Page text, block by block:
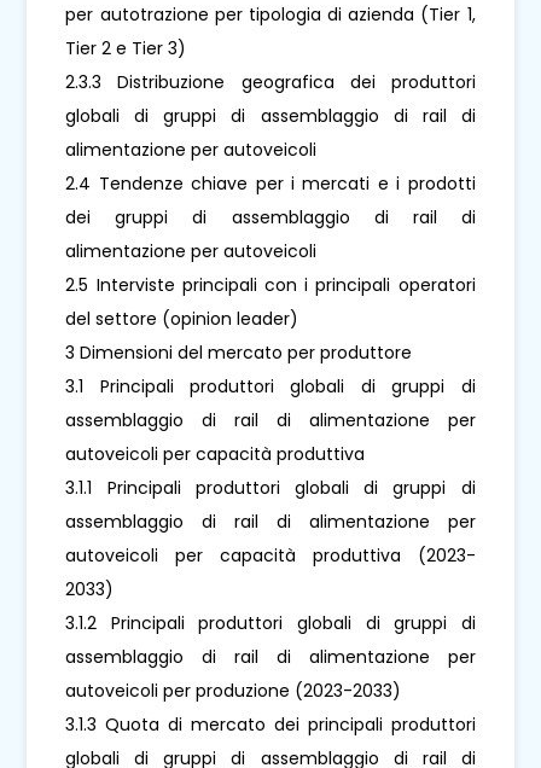
per autotrazione per tipologia di azienda (Tier 1,
Tier 2 e Tier 3)
2.3.3 Distribuzione geografica dei produttori
globali di gruppi di assemblaggio di rail di
alimentazione per autoveicoli
2.4 Tendenze chiave per i mercati e i prodotti
dei gruppi di assemblaggio di rail di
alimentazione per autoveicoli
2.5 Interviste principali con i principali operatori
del settore (opinion leader)
3 Dimensioni del mercato per produttore
3.1 Principali produttori globali di gruppi di
assemblaggio di rail di alimentazione per
autoveicoli per capacità produttiva
3.1.1 Principali produttori globali di gruppi di
assemblaggio di rail di alimentazione per
autoveicoli per capacità produttiva (2023-
2033)
3.1.2 Principali produttori globali di gruppi di
assemblaggio di rail di alimentazione per
autoveicoli per produzione (2023-2033)
3.1.3 Quota di mercato dei principali produttori
globali di gruppi di assemblaggio di rail di